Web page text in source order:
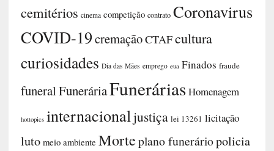
cemitérios cinema competição contrato Coronavirus
COVID-19cremaçãoCTAFcultura
curiosidades Dia das Mães emprego eua Finados fraude
funeralFuneráriaFuneráriasHomenagem
hottopics internacionaljustiça lei 13261 licitação
luto meio ambiente Morteplano funeráriopolicia